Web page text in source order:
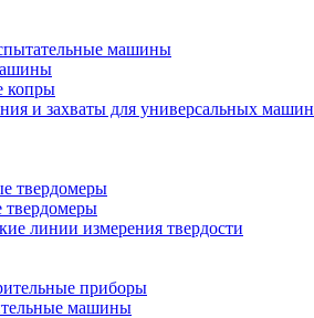
машины
копры
и захваты для универсальных машин
твердомеры
твердомеры
линии измерения твердости
приборы
машины